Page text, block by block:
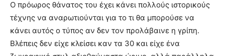
Ο πρόωρος θάνατος του έχει κάνει πολλούς ιστορικούς
τέχνης να αναρωτιούνται για το τι θα μπορούσε να
κάνει αυτός ο τύπος αν δεν τον προλάβαινε η γρίπη.
Βλέπεις δεν είχε κλείσει καν τα 30 και είχε ένα